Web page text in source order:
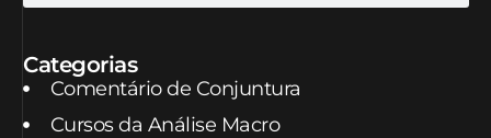
Categorias
Comentário de Conjuntura
Cursos da Análise Macro